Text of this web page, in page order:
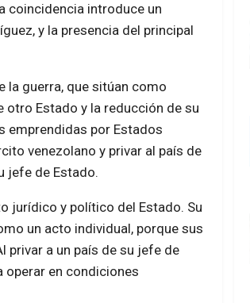
coincidencia introduce un
y la presencia del principal
la guerra, que sitúan como
Estado y la reducción de su
emprendidas por Estados
venezolano y privar al país de
jefe de Estado.
jurídico y político del Estado. Su
un acto individual, porque sus
privar a un país de su jefe de
operar en condiciones